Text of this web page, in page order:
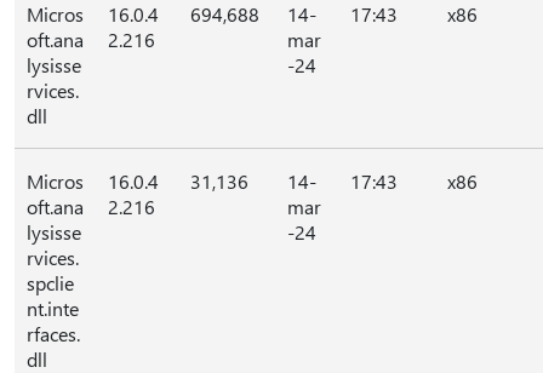
Micros
oft.ana
lysisse
rvices.
dll
16.0.4
2.216
694,688
14-
mar
-24
17:43 x86
Micros
oft.ana
lysisse
rvices.
spclie
nt.inte
rfaces.
dll
16.0.4
2.216
31,136
14-
mar
-24
17:43 x86